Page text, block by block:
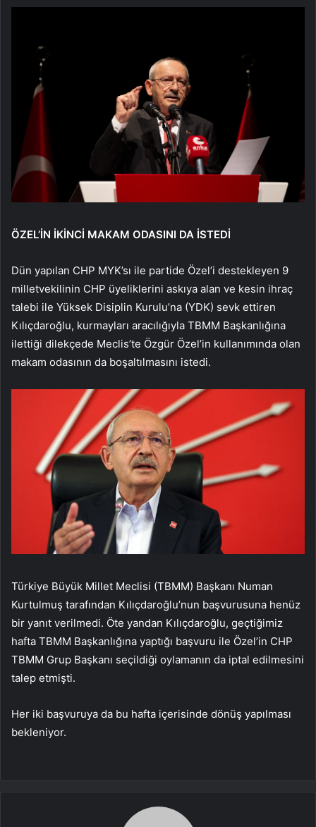
ÖZEL’İN İKİNCİ MAKAM ODASINI DA İSTEDİ
Dün yapılan CHP MYK’sı ile partide Özel’i destekleyen 9
milletvekilinin CHP üyeliklerini askıya alan ve kesin ihraç
talebi ile Yüksek Disiplin Kurulu’na (YDK) sevk ettiren
Kılıçdaroğlu, kurmayları aracılığıyla TBMM Başkanlığına
ilettiği dilekçede Meclis’te Özgür Özel’in kullanımında olan
makam odasının da boşaltılmasını istedi.
Türkiye Büyük Millet Meclisi (TBMM) Başkanı Numan
Kurtulmuş tarafından Kılıçdaroğlu’nun başvurusuna henüz
bir yanıt verilmedi. Öte yandan Kılıçdaroğlu, geçtiğimiz
hafta TBMM Başkanlığına yaptığı başvuru ile Özel’in CHP
TBMM Grup Başkanı seçildiği oylamanın da iptal edilmesini
talep etmişti.
Her iki başvuruya da bu hafta içerisinde dönüş yapılması
bekleniyor.